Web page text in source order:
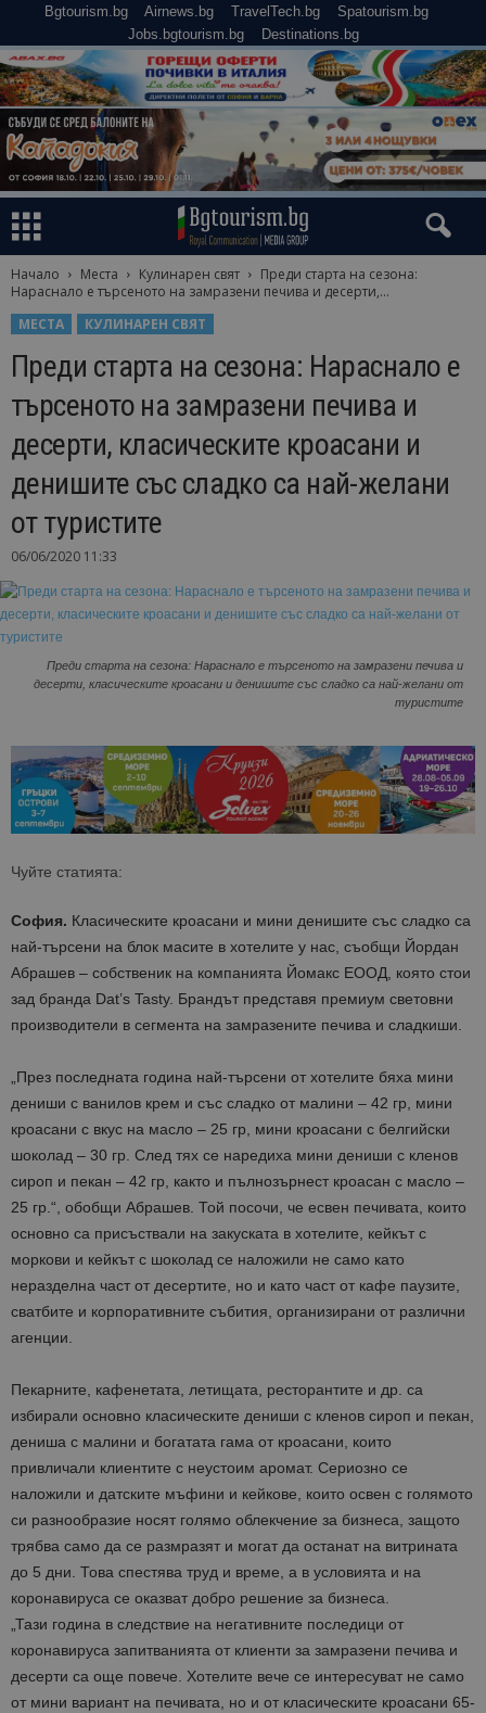
Bgtourism.bg Airnews.bg TravelTech.bg
Spatourism.bg
Jobs.bgtourism.bg
Destinations.bg
Начало Места Кулинарен свят
Преди старта на сезона:
Нараснало е търсеното на замразени печива и десерти,...
МЕСТА
КУЛИНАРЕН СВЯТ
Преди старта на сезона: Нараснало е
търсеното на замразени печива и
десерти, класическите кроасани и
денишите със сладко са най-желани
от туристите
06/06/2020 11:33
Преди старта на сезона: Нараснало е търсеното на замразени печива и
десерти, класическите кроасани и денишите със сладко са най-желани от
туристите
Чуйте статията:
София. Класическите кроасани и мини денишите със сладко са
най-търсени на блок масите в хотелите у нас, съобщи Йордан
Абрашев – собственик на компанията Йомакс ЕООД, която стои
зад бранда Dat’s Tasty. Брандът представя премиум световни
производители в сегмента на замразените печива и сладкиши.
„През последната година най-търсени от хотелите бяха мини
дениши с ванилов крем и със сладко от малини – 42 гр, мини
кроасани с вкус на масло – 25 гр, мини кроасани с белгийски
шоколад – 30 гр. След тях се наредиха мини дениши с кленов
сироп и пекан – 42 гр, както и пълнозърнест кроасан с масло –
25 гр.“, обобщи Абрашев. Той посочи, че есвен печивата, които
основно са присъствали на закуската в хотелите, кейкът с
моркови и кейкът с шоколад се наложили не само като
неразделна част от десертите, но и като част от кафе паузите,
сватбите и корпоративните събития, организирани от различни
агенции.
Пекарните, кафенетата, летищата, ресторантите и др. са
избирали основно класическите дениши с кленов сироп и пекан,
дениша с малини и богатата гама от кроасани, които
привличали клиентите с неустоим аромат. Сериозно се
наложили и датските мъфини и кейкове, които освен с голямото
си разнообразие носят голямо облекчение за бизнеса, защото
трябва само да се размразят и могат да останат на витрината
до 5 дни. Това спестява труд и време, а в условията и на
коронавируса се оказват добро решение за бизнеса.
„Тази година в следствие на негативните последици от
коронавируса запитванията от клиенти за замразени печива и
десерти са още повече. Хотелите вече се интересуват не само
от мини вариант на печивата, но и от класическите кроасани 65-